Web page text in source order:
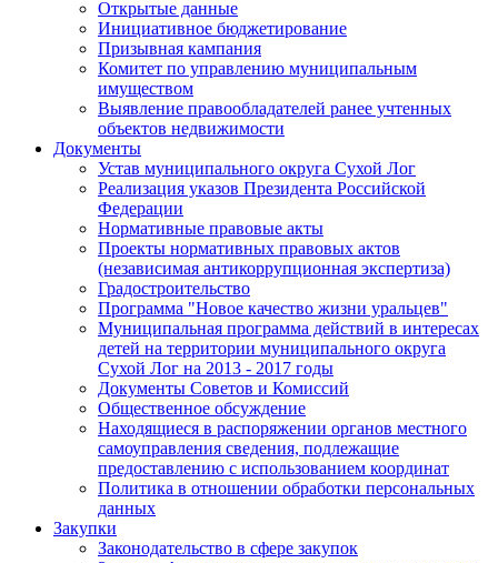
Открытые данные
Инициативное бюджетирование
Призывная кампания
Комитет по управлению муниципальным
имуществом
Выявление правообладателей ранее учтенных
объектов недвижимости
Документы
Устав муниципального округа Сухой Лог
Реализация указов Президента Российской
Федерации
Нормативные правовые акты
Проекты нормативных правовых актов
(независимая антикоррупционная экспертиза)
Градостроительство
Программа "Новое качество жизни уральцев"
Муниципальная программа действий в интересах
детей на территории муниципального округа
Сухой Лог на 2013 - 2017 годы
Документы Советов и Комиссий
Общественное обсуждение
Находящиеся в распоряжении органов местного
самоуправления сведения, подлежащие
предоставлению с использованием координат
Политика в отношении обработки персональных
данных
Закупки
Законодательство в сфере закупок